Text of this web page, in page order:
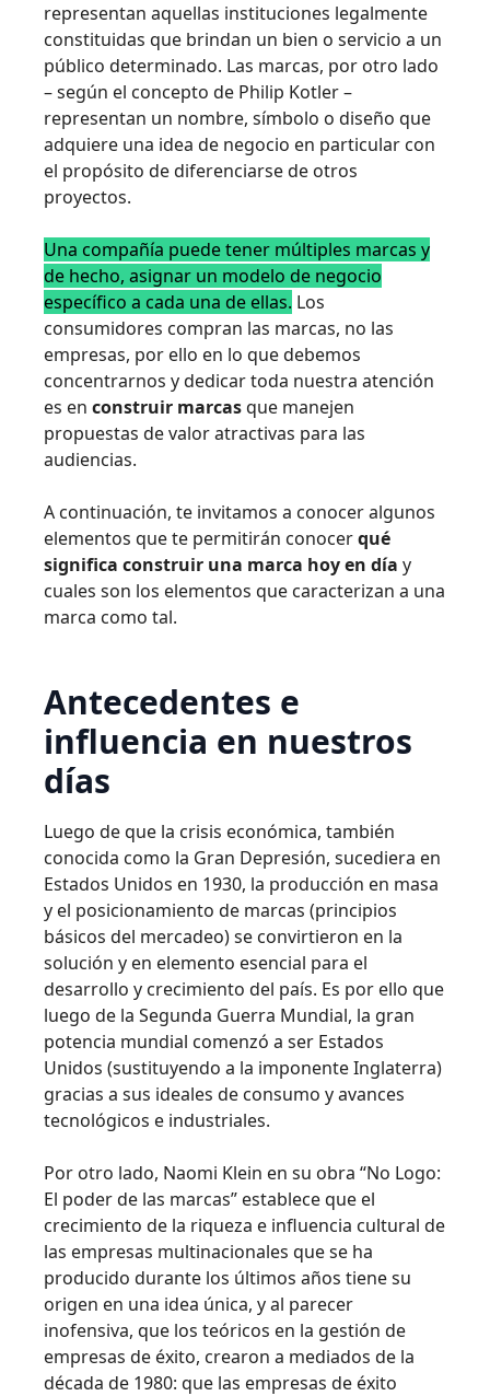
representan aquellas instituciones legalmente
constituidas que brindan un bien o servicio a un
público determinado. Las marcas, por otro lado
– según el concepto de Philip Kotler –
representan un nombre, símbolo o diseño que
adquiere una idea de negocio en particular con
el propósito de diferenciarse de otros
proyectos.
Una compañía puede tener múltiples marcas y
de hecho, asignar un modelo de negocio
específico a cada una de ellas. Los
consumidores compran las marcas, no las
empresas, por ello en lo que debemos
concentrarnos y dedicar toda nuestra atención
es en construir marcasque manejen
propuestas de valor atractivas para las
audiencias.
A continuación, te invitamos a conocer algunos
elementos que te permitirán conocerqué
significa construir una marca hoy en día y
cuales son los elementos que caracterizan a una
marca como tal.
Antecedentes e
influencia en nuestros
días
Luego de que la crisis económica, también
conocida como la Gran Depresión, sucediera en
Estados Unidos en 1930, la producción en masa
y el posicionamiento de marcas (principios
básicos del mercadeo) se convirtieron en la
solución y en elemento esencial para el
desarrollo y crecimiento del país. Es por ello que
luego de la Segunda Guerra Mundial, la gran
potencia mundial comenzó a ser Estados
Unidos (sustituyendo a la imponente Inglaterra)
gracias a sus ideales de consumo y avances
tecnológicos e industriales.
Por otro lado, Naomi Klein en su obra “No Logo:
El poder de las marcas” establece que el
crecimiento de la riqueza e influencia cultural de
las empresas multinacionales que se ha
producido durante los últimos años tiene su
origen en una idea única, y al parecer
inofensiva, que los teóricos en la gestión de
empresas de éxito, crearon a mediados de la
década de 1980: que las empresas de éxito